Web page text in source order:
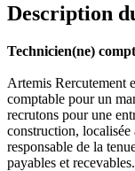
Description
Technicien(ne)
Artemis Rercutement
comptable pour un
recrutons pour une
construction, localisée
responsable de la
payables et recevables.